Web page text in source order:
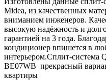
Midea, из качественных
вниманием инженеров.
высокую надёжность и
гарантией на 3 года.
кондиционер впишется в
интерьером.Сплит-система
BE07WB прекрасный
квартиры